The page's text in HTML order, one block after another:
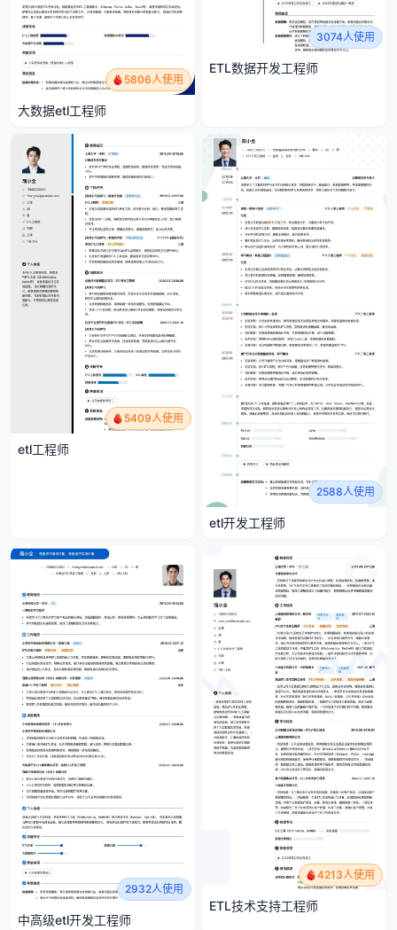
5806人使用
大数据etl工程师
3074人使用
ETL数据开发工程师
5409人使用
etl工程师
2588人使用
etl开发工程师
2932人使用
中高级etl开发工程师
4213人使用
ETL技术支持工程师